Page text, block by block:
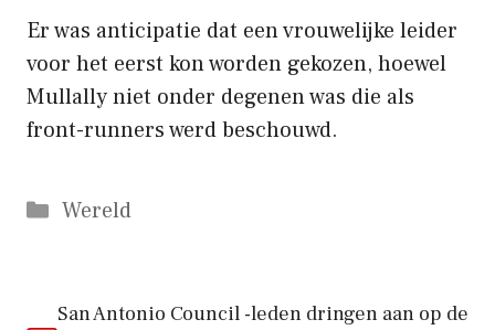
Er was anticipatie dat een vrouwelijke leider
voor het eerst kon worden gekozen, hoewel
Mullally niet onder degenen was die als
front-runners werd beschouwd.
Categorieën
Wereld
San Antonio Council -leden dringen aan op de